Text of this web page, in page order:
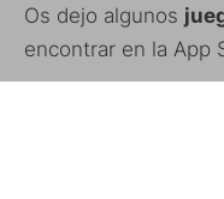
Os dejo algunos
encontrar en la App